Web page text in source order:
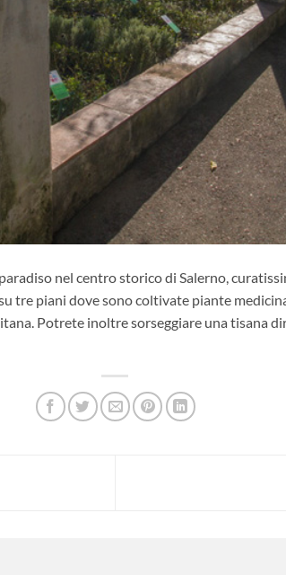
nel centro storico di Salerno,
tre piani dove sono coltivate piante
Potrete inoltre sorseggiare una tisana